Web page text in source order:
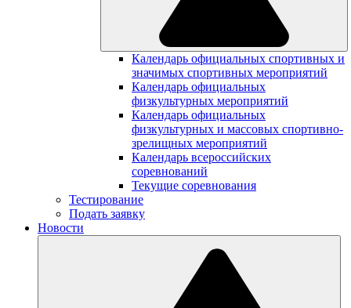
Календарь официальных спортивных и
значимых спортивных мероприятий
Календарь официальных
физкультурных мероприятий
Календарь официальных
физкультурных и массовых спортивно-
зрелищных мероприятий
Календарь всероссийских
соревнований
Текущие соревнования
Тестирование
Подать заявку
Новости